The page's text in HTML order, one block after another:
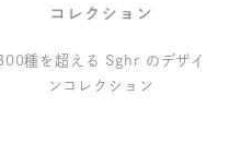
種を超える Sghr のデザイ
ンコレクション